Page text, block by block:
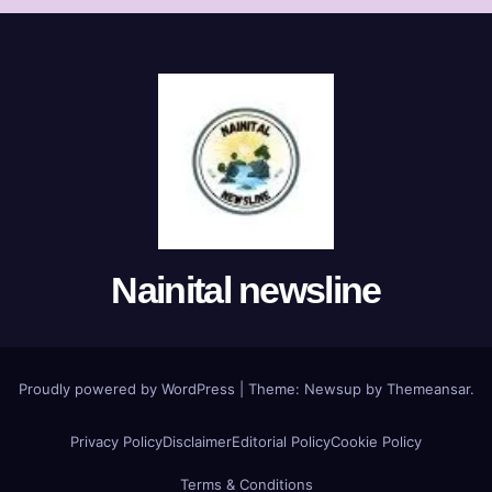
Nainital newsline
Proudly powered by WordPress Theme: Newsupby Themeansar.
Privacy PolicyDisclaimerEditorial PolicyCookie Policy
Terms & Conditions